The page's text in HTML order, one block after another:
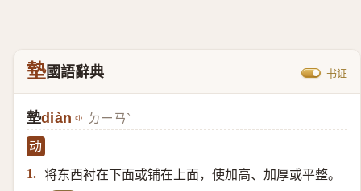
墊國語辭典 书证
墊diàn ㄉㄧㄢˋ
动
1. 将东西衬在下面或铺在上面，使加高、加厚或平整。